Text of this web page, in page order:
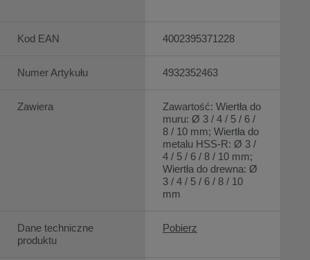
Kod EAN
Numer Artykułu
Zawiera
Dane techniczne
produktu
4002395371228
4932352463
Zawartość: Wiertła do
muru: Ø 3 / 4 / 5 / 6 /
8 / 10 mm; Wiertła do
metalu HSS-R: Ø 3 /
4 / 5 / 6 / 8 / 10 mm;
Wiertła do drewna: Ø
3 / 4 / 5 / 6 / 8 / 10
mm
Pobierz